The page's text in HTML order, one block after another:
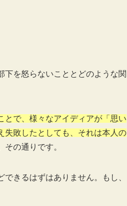
下を怒らないこととどのような関
とで、様々なアイディアが「思い
失敗したとしても、それは本人の
その通りです。
きるはずはありません。もし、